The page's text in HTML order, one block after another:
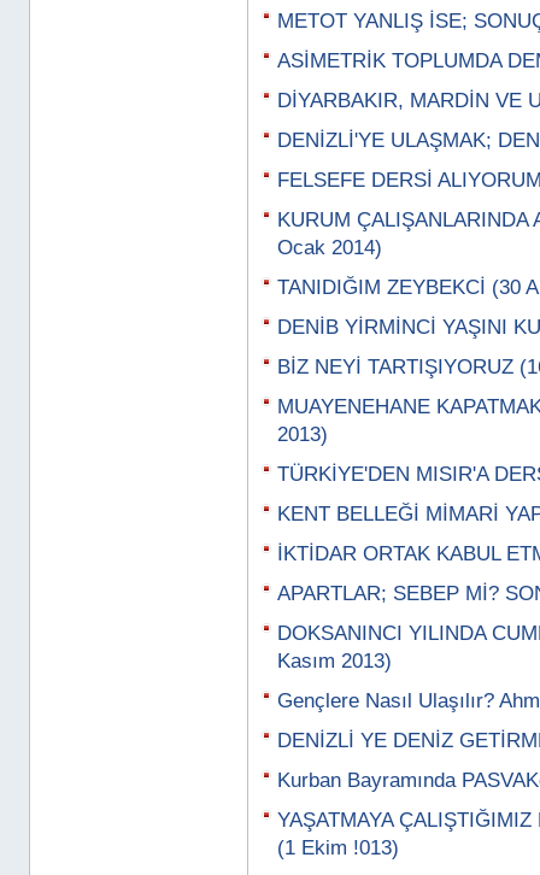
METOT YANLIŞ İSE;
ASİMETRİK TOPLUMDA
DİYARBAKIR, MARDİN VE
DENİZLİ'YE ULAŞMAK;
FELSEFE DERSİ
KURUM ÇALIŞANLARINDA
Ocak 2014)
TANIDIĞIM ZEYBEKCİ (30
DENİB YİRMİNCİ YAŞINI
BİZ NEYİ TARTIŞIYORUZ
MUAYENEHANE
2013)
TÜRKİYE'DEN MISIR'A
KENT BELLEĞİ MİMARİ
İKTİDAR ORTAK KABUL
APARTLAR; SEBEP Mİ?
DOKSANINCI YILINDA
Kasım 2013)
Gençlere Nasıl Ulaşılır?
DENİZLİ YE DENİZ
Kurban Bayramında
YAŞATMAYA
(1 Ekim !013)